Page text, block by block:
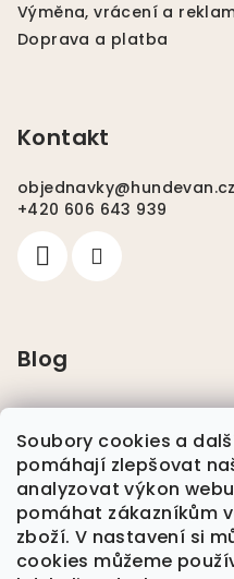
Soubory cookies a
pomáhají zlepšovat
analyzovat výkon
pomáhat zákazníkům
zboží. V nastavení si
cookies můžeme
Výměna, vrácení a
Doprava a platba
Kontakt
objednavky@hundevan.cz
+420 606 643 939
Blog
Pláštěnky pro psy
Nikwax
Plavání se psem